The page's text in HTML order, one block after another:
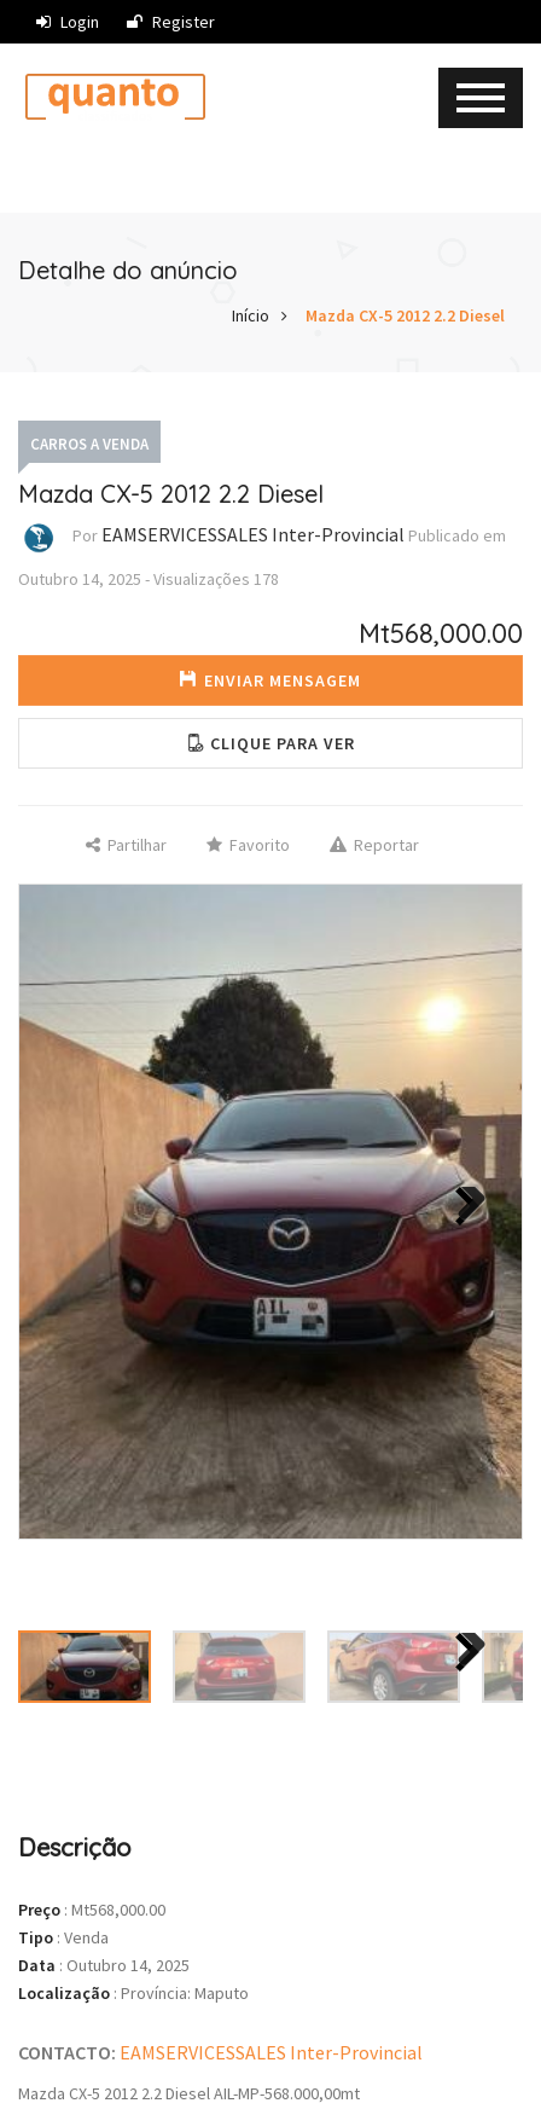
Login Register
Detalhe do anúncio
Início Mazda CX-5 2012 2.2 Diesel
CARROS A VENDA
Mazda CX-5 2012 2.2 Diesel
Por EAMSERVICESSALES Inter-Provincial Publicado em
Outubro 14, 2025 -Visualizações 178
Mt568,000.00
ENVIAR MENSAGEM
CLIQUE PARA VER
Partilhar Favorito Reportar
Descrição
Preço : Mt568,000.00
Tipo : Venda
Data : Outubro 14, 2025
Localização : Província: Maputo
CONTACTO: EAMSERVICESSALES Inter-Provincial
Mazda CX-5 2012 2.2 Diesel AIL-MP-568.000,00mt